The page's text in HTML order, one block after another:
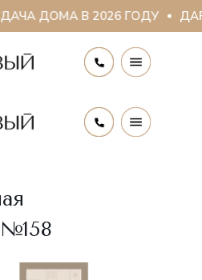
ДОМА В 2026 ГОДУ